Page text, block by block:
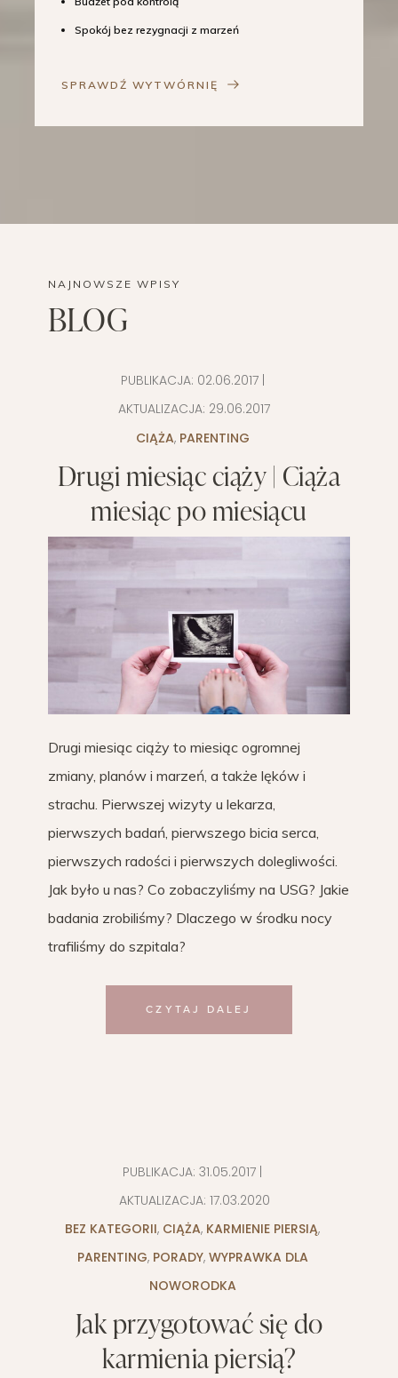
Spokój bez rezygnacji z marzeń
SPRAWDŹ WYTWÓRNIĘ
NAJNOWSZE WPISY
BLOG
PUBLIKACJA: 02.06.2017|
AKTUALIZACJA: 29.06.2017
CIĄŻA, PARENTING
Drugi miesiąc ciąży | Ciąża
miesiąc po miesiącu
Drugi miesiąc ciąży to miesiąc ogromnej
zmiany, planów i marzeń, a także lęków i
strachu. Pierwszej wizyty u lekarza,
pierwszych badań, pierwszego bicia serca,
pierwszych radości i pierwszych dolegliwości.
Jak było u nas? Co zobaczyliśmy na USG? Jakie
badania zrobiliśmy? Dlaczego w środku nocy
trafiliśmy do szpitala?
CZYTAJ DALEJ
PUBLIKACJA: 31.05.2017
AKTUALIZACJA: 17.03.2020
BEZ KATEGORII, CIĄŻA, KARMIENIE PIERSIĄ,
PARENTING, PORADY, WYPRAWKA DLA
NOWORODKA
Jak przygotować się do
karmienia piersią?